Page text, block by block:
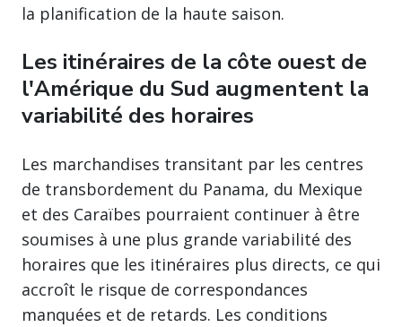
la planification de la haute saison.
Les itinéraires de la côte ouest de
l'Amérique du Sud augmentent la
variabilité des horaires
Les marchandises transitant par les centres
de transbordement du Panama, du Mexique
et des Caraïbes pourraient continuer à être
soumises à une plus grande variabilité des
horaires que les itinéraires plus directs, ce qui
accroît le risque de correspondances
manquées et de retards. Les conditions